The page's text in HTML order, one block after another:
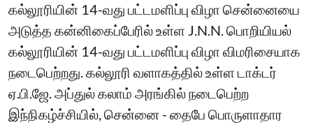
கல்லூரியின் 14-வது பட்டமளிப்பு விழா சென்னையை
அடுத்த கன்னிகைப்பேரில் உள்ள J.N.N. பொறியியல்
கல்லூரியின் 14-வது பட்டமளிப்பு விழா விமரிசையாக
நடைபெற்றது. கல்லூரி வளாகத்தில் உள்ள டாக்டர்
ஏ.பி.ஜே. அப்துல் கலாம் அரங்கில் நடைபெற்ற
இந்நிகழ்ச்சியில், சென்னை - தைபே பொருளாதார